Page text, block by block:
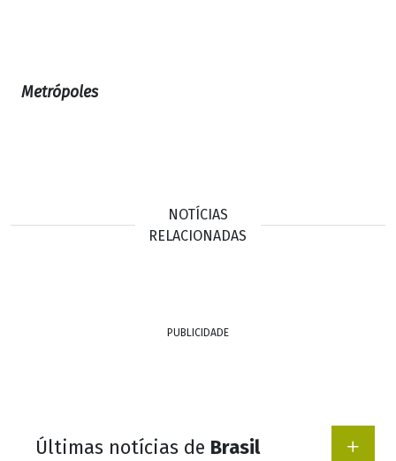
Metrópoles
NOTÍCIAS
RELACIONADAS
PUBLICIDADE
Últimas notícias de Brasil